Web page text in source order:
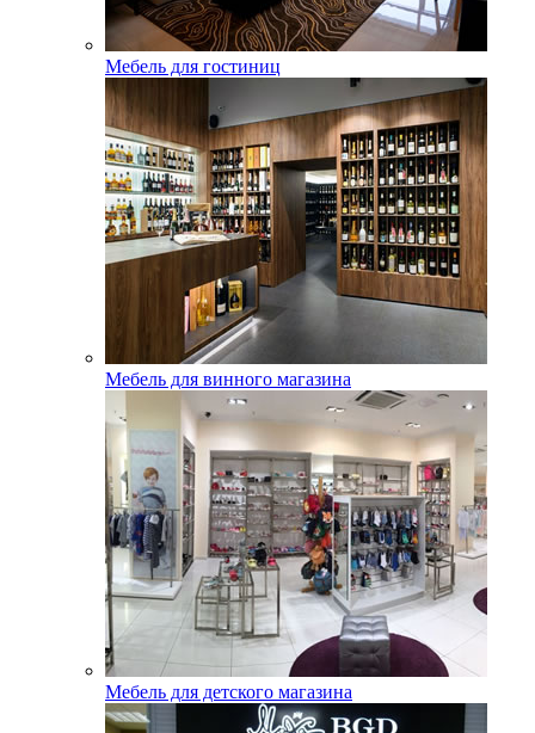
Мебель для гостиниц
Мебель для винного магазина
Мебель для детского магазина